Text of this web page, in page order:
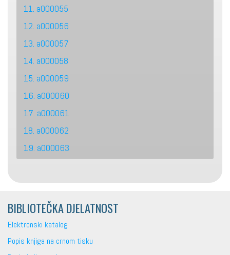
11. a000055
12. a000056
13. a000057
14. a000058
15. a000059
16. a000060
17. a000061
18. a000062
19. a000063
BIBLIOTEČKA DJELATNOST
Elektronski katalog
Popis knjiga na crnom tisku